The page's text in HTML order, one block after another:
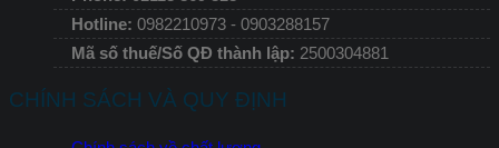
Hotline: 0982210973 - 0903288157
Mã số thuế/Số QĐ thành lập: 2500304881
CHÍNH SÁCH VÀ QUY ĐỊNH